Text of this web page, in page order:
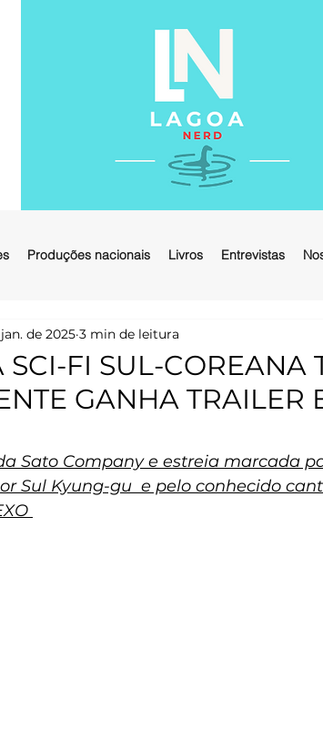
Produções nacionais Livros Entrevistas
FI SUL-COREANA
GANHA TRAILER
de 2025 3 min de leitura
Sato Company e estreia marcada
Sul Kyung-gu  e pelo conhecido